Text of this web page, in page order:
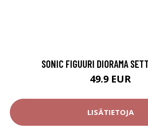
SONIC FIGUURI DIORAMA
49.9 EUR
LISÄTIETOJA